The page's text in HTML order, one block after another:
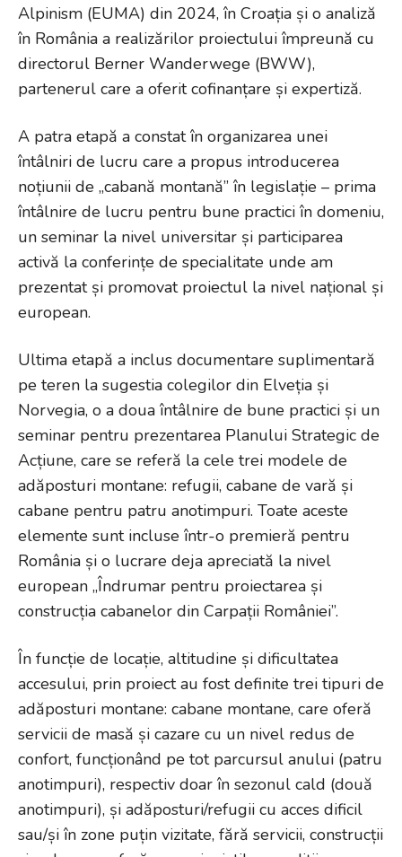
Alpinism (EUMA) din 2024, în Croația și o analiză
în România a realizărilor proiectului împreună cu
directorul Berner Wanderwege (BWW),
partenerul care a oferit cofinanțare și expertiză.
A patra etapă a constat în organizarea unei
întâlniri de lucru care a propus introducerea
noțiunii de „cabană montană” în legislație – prima
întâlnire de lucru pentru bune practici în domeniu,
un seminar la nivel universitar și participarea
activă la conferințe de specialitate unde am
prezentat și promovat proiectul la nivel național și
european.
Ultima etapă a inclus documentare suplimentară
pe teren la sugestia colegilor din Elveția și
Norvegia, o a doua întâlnire de bune practici și un
seminar pentru prezentarea Planului Strategic de
Acțiune, care se referă la cele trei modele de
adăposturi montane: refugii, cabane de vară și
cabane pentru patru anotimpuri. Toate aceste
elemente sunt incluse într-o premieră pentru
România și o lucrare deja apreciată la nivel
european „Îndrumar pentru proiectarea și
construcția cabanelor din Carpații României”.
În funcție de locație, altitudine și dificultatea
accesului, prin proiect au fost definite trei tipuri de
adăposturi montane: cabane montane, care oferă
servicii de masă și cazare cu un nivel redus de
confort, funcționând pe tot parcursul anului (patru
anotimpuri), respectiv doar în sezonul cald (două
anotimpuri), și adăposturi/refugii cu acces dificil
sau/și în zone puțin vizitate, fără servicii, construcții